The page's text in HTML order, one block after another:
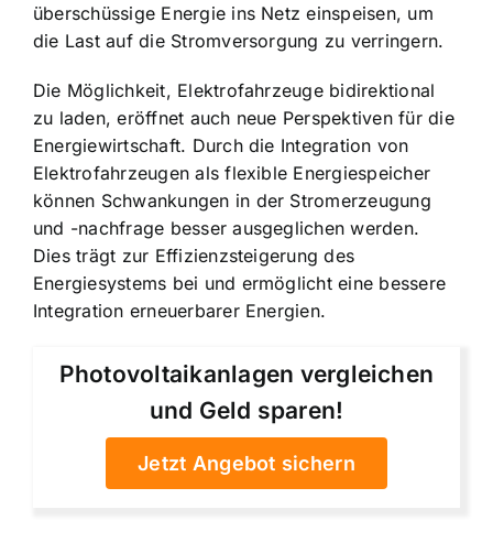
überschüssige Energie ins Netz einspeisen, um
die Last auf die Stromversorgung zu verringern.
Die Möglichkeit, Elektrofahrzeuge bidirektional
zu laden, eröffnet auch neue Perspektiven für die
Energiewirtschaft. Durch die Integration von
Elektrofahrzeugen als flexible Energiespeicher
können Schwankungen in der Stromerzeugung
und -nachfrage besser ausgeglichen werden.
Dies trägt zur Effizienzsteigerung des
Energiesystems bei und ermöglicht eine bessere
Integration erneuerbarer Energien.
Photovoltaikanlagen vergleichen
und Geld sparen!
Jetzt Angebot sichern